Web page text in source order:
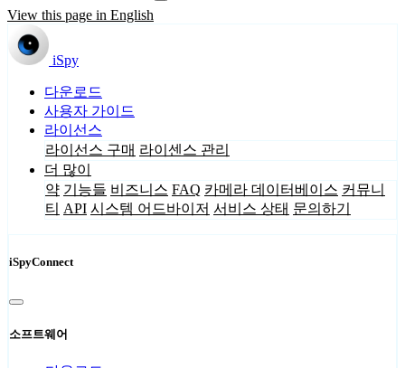
View this page in English
iSpy
다운로드
사용자 가이드
라이선스
라이선스 구매 라이센스 관리
더 많이
약 기능들 비즈니스 FAQ 카메라 데이터베이스 커뮤니
티 API 시스템 어드바이저 서비스 상태 문의하기
iSpyConnect
소프트웨어